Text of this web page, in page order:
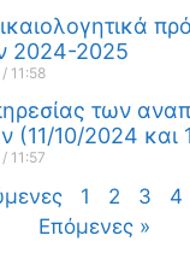
2024-2025
11:58
των
(11/10/2024 και
11:57
1 2 3 4
Επόμενες »